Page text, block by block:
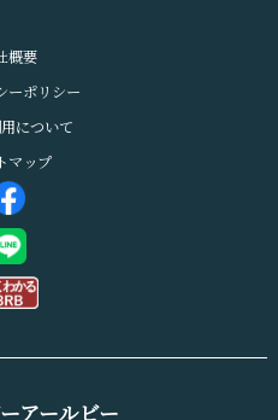
概要
ーポリシー
について
マップ
アールビー